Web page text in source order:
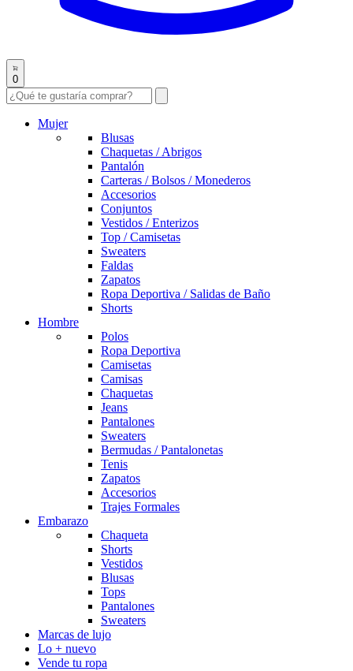
0
Mujer
Blusas
Chaquetas / Abrigos
Pantalón
Carteras / Bolsos / Monederos
Accesorios
Conjuntos
Vestidos / Enterizos
Top / Camisetas
Sweaters
Faldas
Zapatos
Ropa Deportiva / Salidas de Baño
Shorts
Hombre
Polos
Ropa Deportiva
Camisetas
Camisas
Chaquetas
Jeans
Pantalones
Sweaters
Bermudas / Pantalonetas
Tenis
Zapatos
Accesorios
Trajes Formales
Embarazo
Chaqueta
Shorts
Vestidos
Blusas
Tops
Pantalones
Sweaters
Marcas de lujo
Lo + nuevo
Vende tu ropa